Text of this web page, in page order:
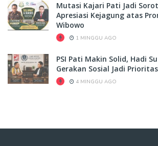
Mutasi Kajari Pati Jadi
Apresiasi Kejagung atas
Wibowo
1 MINGGU AGO
PSI Pati Makin Solid, Hadi
Gerakan Sosial Jadi Prioritas
4 MINGGU AGO